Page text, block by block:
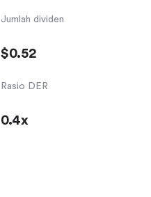
Jumlah dividen
$0.52
Rasio DER
0.4x